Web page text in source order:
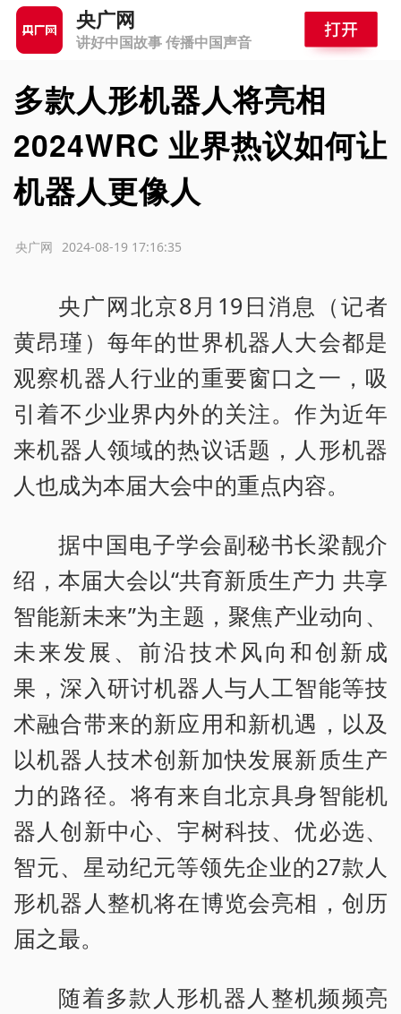
央广网
讲好中国故事 传播中国声音
多款人形机器人将亮相
2024WRC 业界热议如何让
机器人更像人
2024-08-19 17:16:35
央广网
央广网北京8月19日消息（记者
黄昂瑾）每年的世界机器人大会都是
观察机器人行业的重要窗口之一，吸
引着不少业界内外的关注。作为近年
来机器人领域的热议话题，人形机器
人也成为本届大会中的重点内容。
据中国电子学会副秘书长梁靓介
绍，本届大会以“共育新质生产力 共享
智能新未来”为主题，聚焦产业动向、
未来发展、前沿技术风向和创新成
果，深入研讨机器人与人工智能等技
术融合带来的新应用和新机遇，以及
以机器人技术创新加快发展新质生产
力的路径。将有来自北京具身智能机
器人创新中心、宇树科技、优必选、
智元、星动纪元等领先企业的27款人
形机器人整机将在博览会亮相，创历
届之最。
随着多款人形机器人整机频频亮